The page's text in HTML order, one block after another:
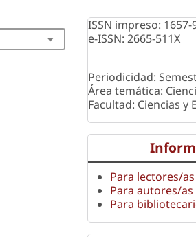
ISSN impreso: 1657-
e-ISSN: 2665-511X
Periodicidad:
Área temática:
Facultad: Ciencias y
Para lectores/as
Para autores/as
Para